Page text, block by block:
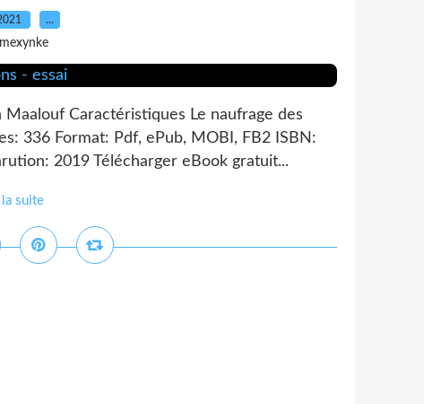
…
Caractéristiques Le naufrage des
336 Format: Pdf, ePub, MOBI, FB2 ISBN:
2019 Télécharger eBook gratuit...
la suite